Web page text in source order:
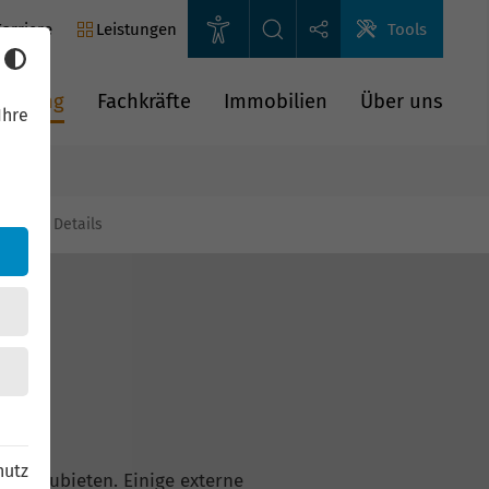
Leistungen Tools
Fachkräfte Immobilien Über uns
Details
anzubieten. Einige externe